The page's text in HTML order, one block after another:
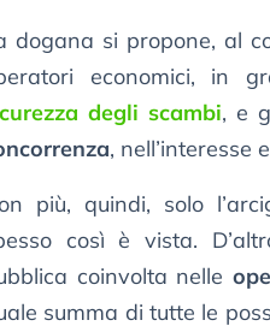
dogana si propone, al
economici, in
degli scambi, e
, nell’interesse
più, quindi, solo
così è vista.
coinvolta nelle
summa di tutte le